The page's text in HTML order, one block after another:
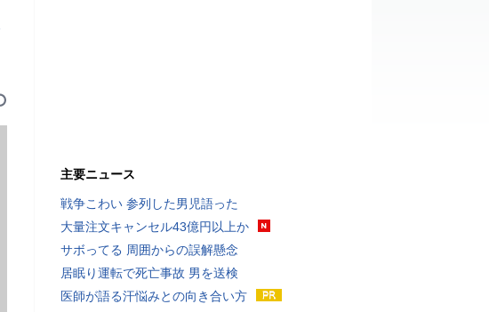
主要ニュース
戦争こわい 参列した男児語った
大量注文キャンセル43億円以上か
サボってる 周囲からの誤解懸念
居眠り運転で死亡事故 男を送検
医師が語る汗悩みとの向き合い方